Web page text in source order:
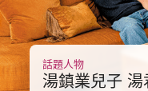
話題人物
湯鎮業兒子